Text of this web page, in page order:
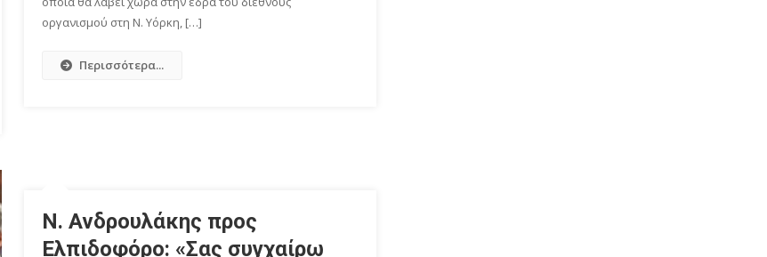
οργανισμού στη Ν. Υόρκη, […]
Περισσότερα...
Ν. Ανδρουλάκης προς
Ελπιδοφόρο: «Σας συγχαίρω